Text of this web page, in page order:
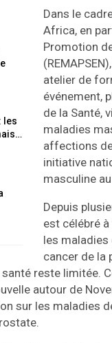
les
Dans le
Africa, en
Promotion
atelier de
événement,
de la Santé,
maladies
affections
initiative
masculine
Depuis
est célébré
les
cancer de la
reste limitée.
autour de
sur les maladies